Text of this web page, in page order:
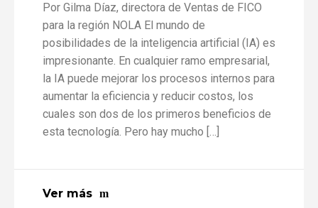
Por Gilma Díaz, directora de Ventas de FICO
para la región NOLA El mundo de
posibilidades de la inteligencia artificial (IA) es
impresionante. En cualquier ramo empresarial,
la IA puede mejorar los procesos internos para
aumentar la eficiencia y reducir costos, los
cuales son dos de los primeros beneficios de
esta tecnología. Pero hay mucho […]
Ver más